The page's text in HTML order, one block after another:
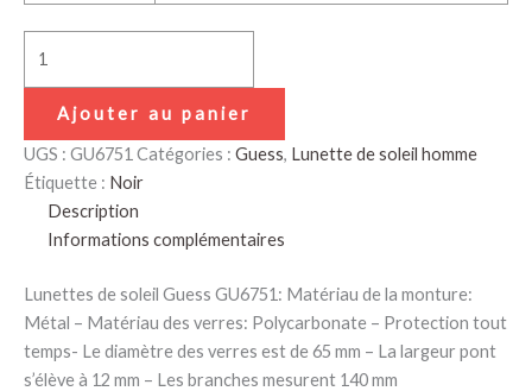
Ajouter au panier
UGS : GU6751 Catégories : Guess, Lunette de soleil homme
Étiquette : Noir
Description
Informations complémentaires
Lunettes de soleil Guess GU6751: Matériau de la monture:
Métal – Matériau des verres: Polycarbonate – Protection tout
temps- Le diamètre des verres est de 65 mm – La largeur pont
s’élève à 12 mm – Les branches mesurent 140 mm